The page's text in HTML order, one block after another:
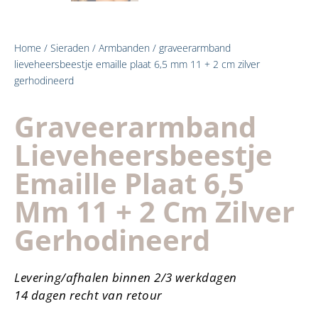
Home / Sieraden / Armbanden / graveerarmband
lieveheersbeestje emaille plaat 6,5 mm 11 + 2 cm zilver
gerhodineerd
Graveerarmband
Lieveheersbeestje
Emaille Plaat 6,5
Mm 11 + 2 Cm Zilver
Gerhodineerd
Levering/afhalen binnen 2/3 werkdagen
14 dagen recht van retour